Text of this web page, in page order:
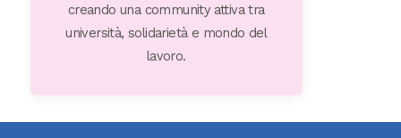
creando una community attiva tra
università, solidarietà e mondo del
lavoro.